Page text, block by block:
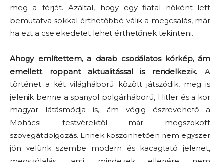
meg a férjét. Azáltal, hogy egy fiatal nőként lett
bemutatva sokkal érthetőbbé válik a megcsalás, már
ha ezt a cselekedetet lehet érthetőnek tekinteni.
Ahogy említettem, a darab csodálatos kórkép, ám
emellett roppant aktualitással is rendelkezik. A
történet a két világháború között játszódik, meg is
jelenik benne a spanyol polgárháború, Hitler és a kor
magyar látásmódja is, ám végig észrevehető a
Mohácsi testvérektől már megszokott
szövegátdolgozás. Ennek köszönhetően nem egyszer
jön velünk szembe modern és kacagtató jelenet,